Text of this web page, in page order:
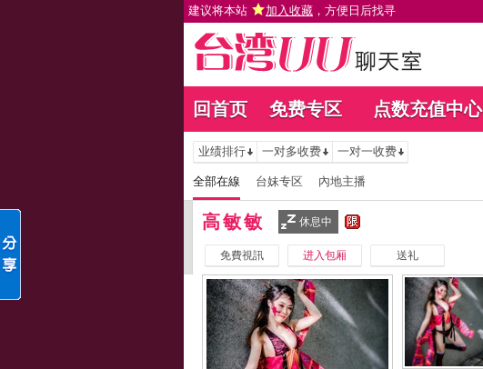
建议将本站 加入收藏 ，方便日后找寻
回首页 免费专区 点数充值中心
业绩排行 一对多收费 一对一收费
全部在線 台妹专区 內地主播
高敏敏 休息中
免費視訊 进入包厢 送礼